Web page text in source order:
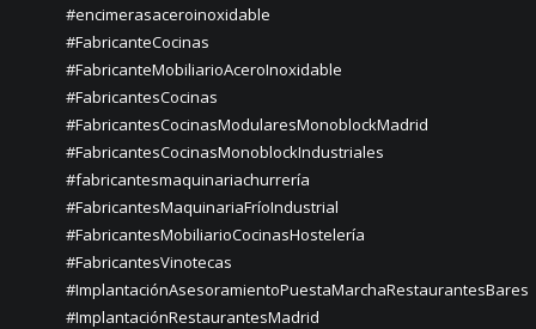
#encimerasaceroinoxidable
#FabricanteCocinas
#FabricanteMobiliarioAceroInoxidable
#FabricantesCocinas
#FabricantesCocinasModularesMonoblockMadrid
#FabricantesCocinasMonoblockIndustriales
#fabricantesmaquinariachurrería
#FabricantesMaquinariaFríoIndustrial
#FabricantesMobiliarioCocinasHostelería
#FabricantesVinotecas
#ImplantaciónAsesoramientoPuestaMarchaRestaurantesBares
#ImplantaciónRestaurantesMadrid